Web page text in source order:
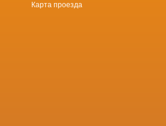
Карта проезда